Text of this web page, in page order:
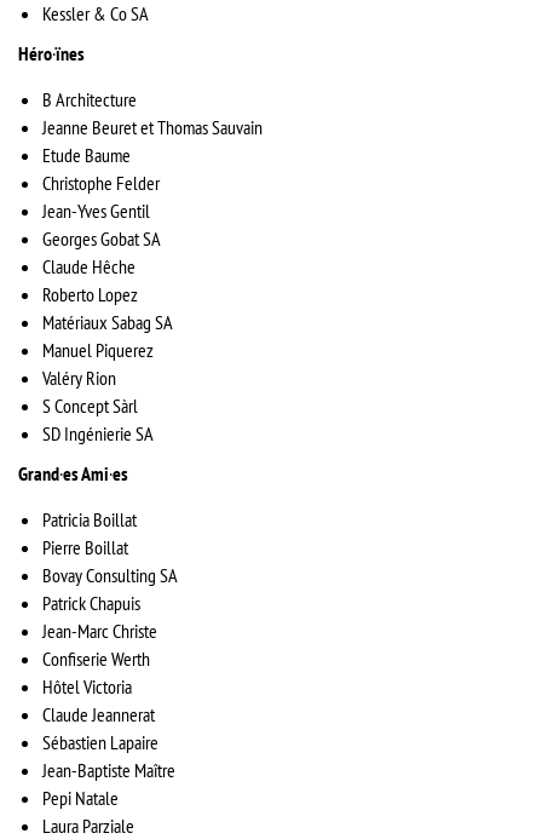
Kessler & Co SA
Héro·ïnes
B Architecture
Jeanne Beuret et Thomas Sauvain
Etude Baume
Christophe Felder
Jean-Yves Gentil
Georges Gobat SA
Claude Hêche
Roberto Lopez
Matériaux Sabag SA
Manuel Piquerez
Valéry Rion
S Concept Sàrl
SD Ingénierie SA
Grand·es Ami·es
Patricia Boillat
Pierre Boillat
Bovay Consulting SA
Patrick Chapuis
Jean-Marc Christe
Confiserie Werth
Hôtel Victoria
Claude Jeannerat
Sébastien Lapaire
Jean-Baptiste Maître
Pepi Natale
Laura Parziale